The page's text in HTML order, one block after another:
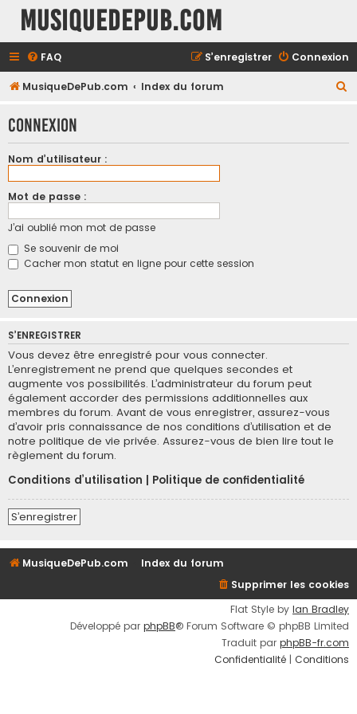
MusiqueDePub.com
FAQ Connexion
S’enregistrer
MusiqueDePub.com Index du forum
h
Connexion
Nom d’utilisateur :
Mot de passe :
J’ai oublié mon mot de passe
Se souvenir de moi
Cacher mon statut en ligne pour cette session
S’ENREGISTRER
Vous devez être enregistré pour vous connecter.
L’enregistrement ne prend que quelques secondes et
augmente vos possibilités. L’administrateur du forum peut
également accorder des permissions additionnelles aux
membres du forum. Avant de vous enregistrer, assurez-vous
d’avoir pris connaissance de nos conditions d’utilisation et de
notre politique de vie privée. Assurez-vous de bien lire tout le
règlement du forum.
Conditions d’utilisation
Politique de confidentialité
S’enregistrer
MusiqueDePub.com
Index du forum
Supprimer les cookies
Flat Style by Ian Bradley
Développé par phpBB® Forum Software © phpBB Limited
Traduit par phpBB-fr.com
Confidentialité | Conditions